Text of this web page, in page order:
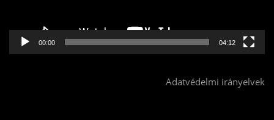
00:00 04:12
Adatvédelmi irányelvek